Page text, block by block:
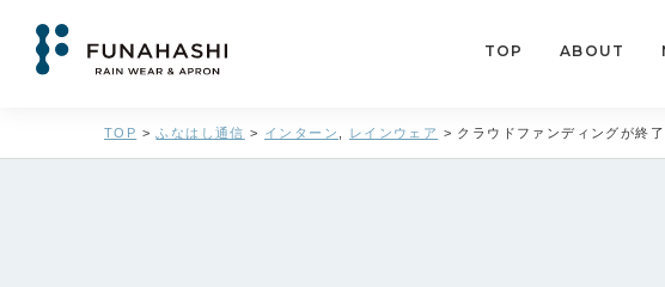
TOP ABOUT
TOP > ふなはし通信 > インターン レインウェア > クラウドファンディングが終了